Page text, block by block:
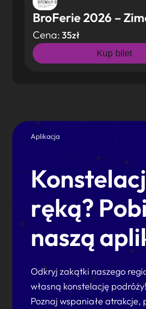
BroFerie 2026 –
Cena: 35zł
Kup bilet
Aplikacja
ręką?
naszą
Odkryj zakątki naszego
własną konstelację podróży!
Poznaj wspaniałe atrakcje,